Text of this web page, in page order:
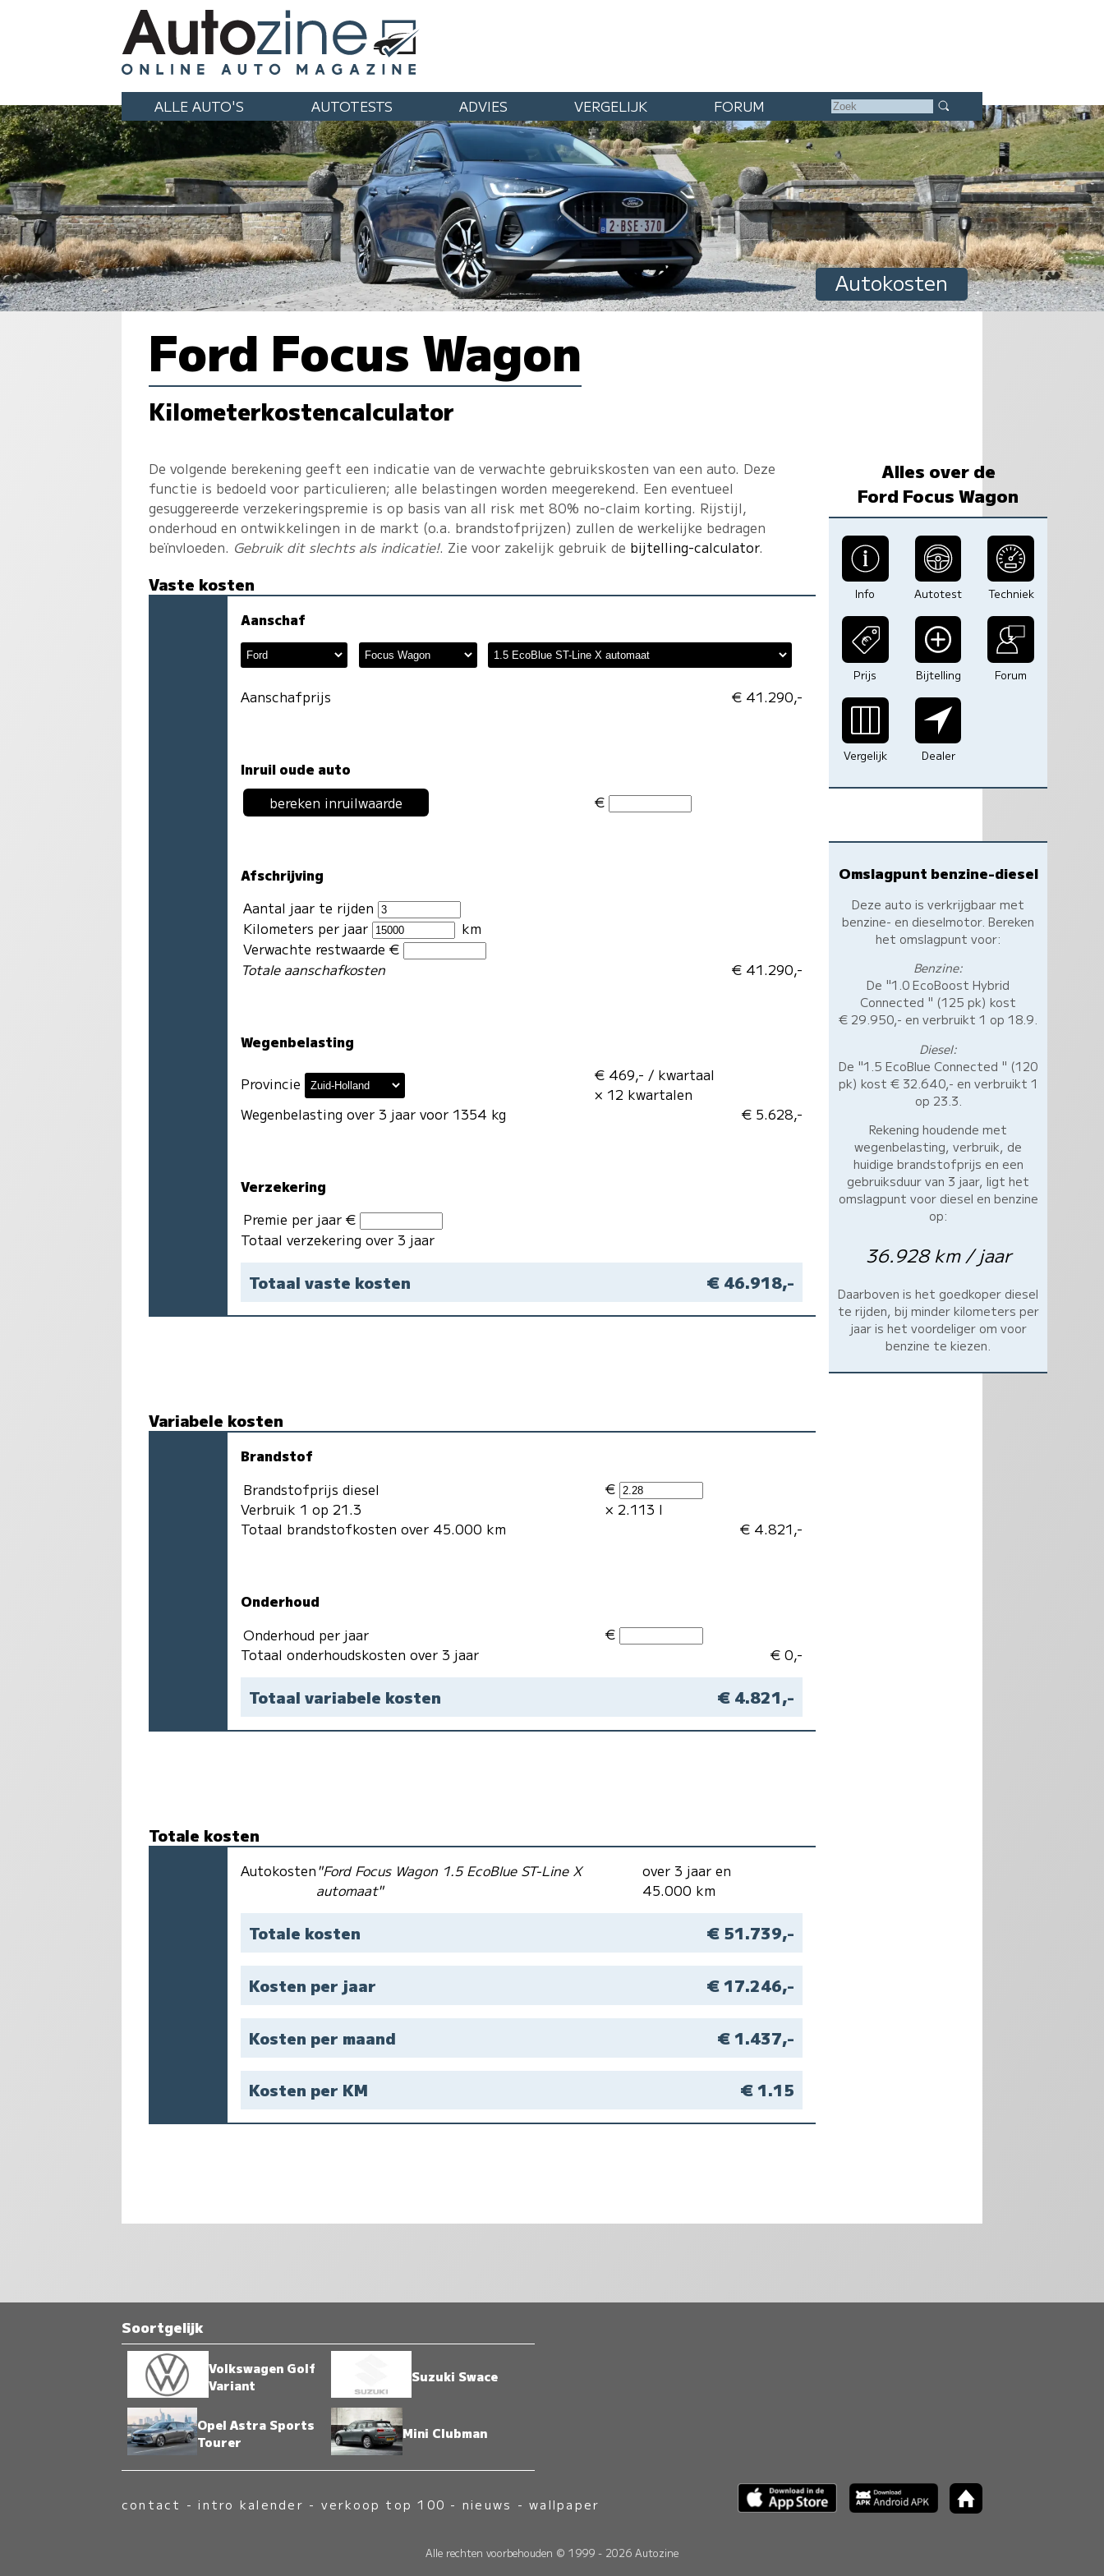
ALLE AUTO'S AUTOTESTS ADVIES VERGELIJK FORUM
Autokosten
Ford Focus Wagon
Kilometerkostencalculator
De volgende berekening geeft een indicatie van de verwachte gebruikskosten van een auto. Deze
functie is bedoeld voor particulieren; alle belastingen worden meegerekend. Een eventueel
gesuggereerde verzekeringspremie is op basis van all risk met 80% no-claim korting. Rijstijl,
onderhoud en ontwikkelingen in de markt (o.a. brandstofprijzen) zullen de werkelijke bedragen
beïnvloeden. Gebruik dit slechts als indicatie!. Zie voor zakelijk gebruik de bijtelling-calculator.
Vaste kosten
Aanschaf
Aanschafprijs € 41.290,-
Inruil oude auto
bereken inruilwaarde
€
Afschrijving
Aantal jaar te rijden
Kilometers per jaar
km
Verwachte restwaarde €
Totale aanschafkosten
€ 41.290,-
Wegenbelasting
Provincie
Wegenbelasting over 3 jaar voor 1354 kg
€ 469,- / kwartaal
× 12 kwartalen
€ 5.628,-
Verzekering
Premie per jaar €
Totaal verzekering over 3 jaar
Totaal vaste kosten € 46.918,-
Variabele kosten
Brandstof
Brandstofprijs diesel
Verbruik 1 op 21.3
Totaal brandstofkosten over 45.000 km
€
× 2.113 l
€ 4.821,-
Onderhoud
Onderhoud per jaar
Totaal onderhoudskosten over 3 jaar
€
€ 0,-
Totaal variabele kosten € 4.821,-
Totale kosten
Autokosten"Ford Focus Wagon 1.5 EcoBlue ST-Line X
automaat"
over 3 jaar en
45.000 km
Totale kosten € 51.739,-
Kosten per jaar € 17.246,-
Kosten per maand € 1.437,-
Kosten per KM € 1.15
Alles over de
Ford Focus Wagon
Info Autotest Techniek
Prijs Bijtelling Forum
Vergelijk Dealer
Omslagpunt benzine-diesel
Deze auto is verkrijgbaar met
benzine- en dieselmotor. Bereken
het omslagpunt voor:
Benzine:
De "1.0 EcoBoost Hybrid
Connected " (125 pk) kost
€ 29.950,- en verbruikt 1 op 18.9.
Diesel:
De "1.5 EcoBlue Connected " (120
pk) kost € 32.640,- en verbruikt 1
op 23.3.
Rekening houdende met
wegenbelasting, verbruik, de
huidige brandstofprijs en een
gebruiksduur van 3 jaar, ligt het
omslagpunt voor diesel en benzine
op:
36.928 km / jaar
Daarboven is het goedkoper diesel
te rijden, bij minder kilometers per
jaar is het voordeliger om voor
benzine te kiezen.
Soortgelijk
Volkswagen Golf
Variant
Suzuki Swace
Opel Astra Sports
Tourer
Mini Clubman
contact -intro kalender - verkoop top 100 - nieuws -wallpaper
Alle rechten voorbehouden © 1999 - 2026 Autozine